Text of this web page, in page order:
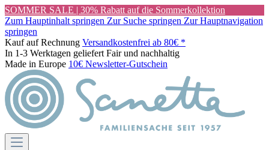
SOMMER SALE | 30% Rabatt auf die Sommerkollektion
Zum Hauptinhalt springen Zur Suche springen Zur Hauptnavigation
springen
Kauf auf Rechnung Versandkostenfrei ab 80€ *
In 1-3 Werktagen geliefert Fair und nachhaltig
Made in Europe 10€ Newsletter-Gutschein